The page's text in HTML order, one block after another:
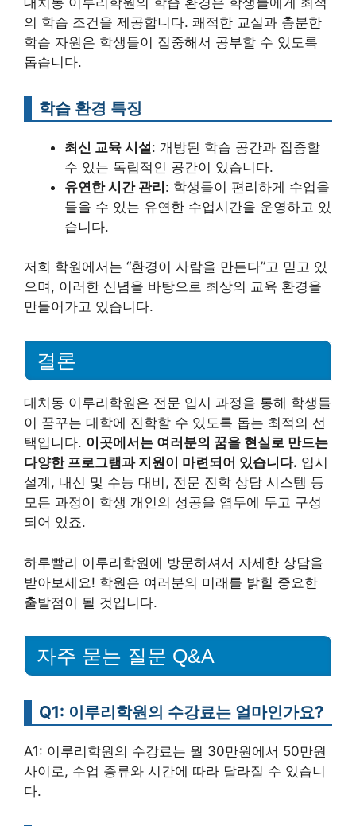
의 학습 조건을 제공합니다. 쾌적한 교실과 충분한
학습 자원은 학생들이 집중해서 공부할 수 있도록
돕습니다.
학습 환경 특징
최신 교육 시설: 개방된 학습 공간과 집중할
수 있는 독립적인 공간이 있습니다.
유연한 시간 관리: 학생들이 편리하게 수업을
들을 수 있는 유연한 수업시간을 운영하고 있
습니다.
저희 학원에서는 “환경이 사람을 만든다”고 믿고 있
으며, 이러한 신념을 바탕으로 최상의 교육 환경을
만들어가고 있습니다.
결론
대치동 이루리학원은 전문 입시 과정을 통해 학생들
이 꿈꾸는 대학에 진학할 수 있도록 돕는 최적의 선
택입니다. 이곳에서는 여러분의 꿈을 현실로 만드는
다양한 프로그램과 지원이 마련되어 있습니다. 입시
설계, 내신 및 수능 대비, 전문 진학 상담 시스템 등
모든 과정이 학생 개인의 성공을 염두에 두고 구성
되어 있죠.
하루빨리 이루리학원에 방문하셔서 자세한 상담을
받아보세요! 학원은 여러분의 미래를 밝힐 중요한
출발점이 될 것입니다.
자주 묻는 질문 Q&A
Q1: 이루리학원의 수강료는 얼마인가요?
A1: 이루리학원의 수강료는 월 30만원에서 50만원
사이로, 수업 종류와 시간에 따라 달라질 수 있습니
다.